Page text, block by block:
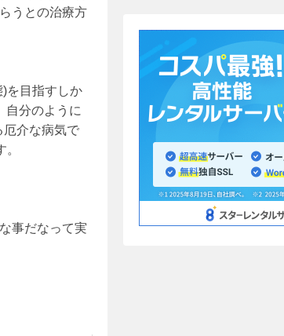
うとの治療方
を目指すしか
自分のように
厄介な病気で
事だなって実